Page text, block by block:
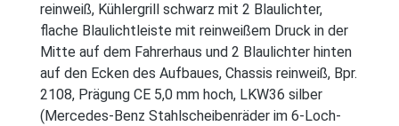
reinweiß, Kühlergrill schwarz mit 2 Blaulichter,
flache Blaulichtleiste mit reinweißem Druck in der
Mitte auf dem Fahrerhaus und 2 Blaulichter hinten
auf den Ecken des Aufbaues, Chassis reinweiß, Bpr.
2108, Prägung CE 5,0 mm hoch, LKW36 silber
(Mercedes-Benz Stahlscheibenräder im 6-Loch-